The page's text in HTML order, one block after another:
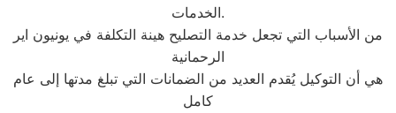
الخدمات.
من الأسباب التي تجعل خدمة التصليح هينة التكلفة في يونيون اير
الرحمانية
هي أن التوكيل يُقدم العديد من الضمانات التي تبلغ مدتها إلى عام
كامل